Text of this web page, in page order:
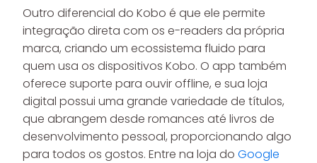
Outro diferencial do Kobo é que ele permite
integração direta com os e-readers da própria
marca, criando um ecossistema fluido para
quem usa os dispositivos Kobo. O app também
oferece suporte para ouvir offline, e sua loja
digital possui uma grande variedade de títulos,
que abrangem desde romances até livros de
desenvolvimento pessoal, proporcionando algo
para todos os gostos. Entre na loja do Google